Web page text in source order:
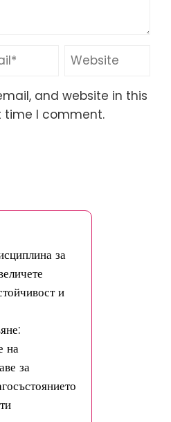
and website in this
time I comment.
за
и
на
за